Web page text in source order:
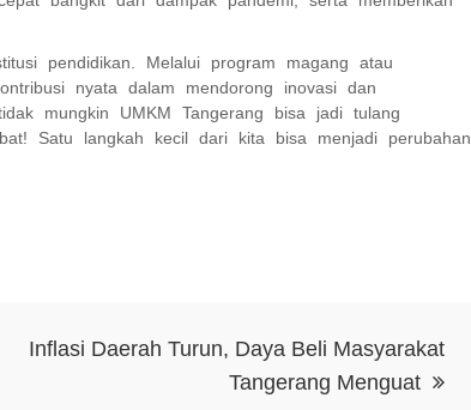
pendidikan. Melalui program magang atau
nyata dalam mendorong inovasi dan
mungkin UMKM Tangerang bisa jadi tulang
Satu langkah kecil dari kita bisa menjadi perubahan
Inflasi Daerah Turun, Daya Beli Masyarakat
Tangerang Menguat